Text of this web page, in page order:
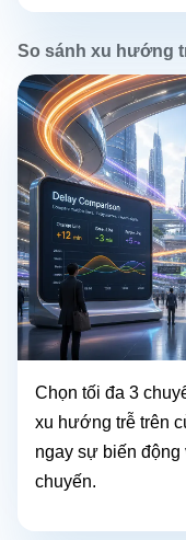
So sánh xu hướng
Chọn tối đa 3
xu hướng trễ trên
ngay sự biến
chuyến.